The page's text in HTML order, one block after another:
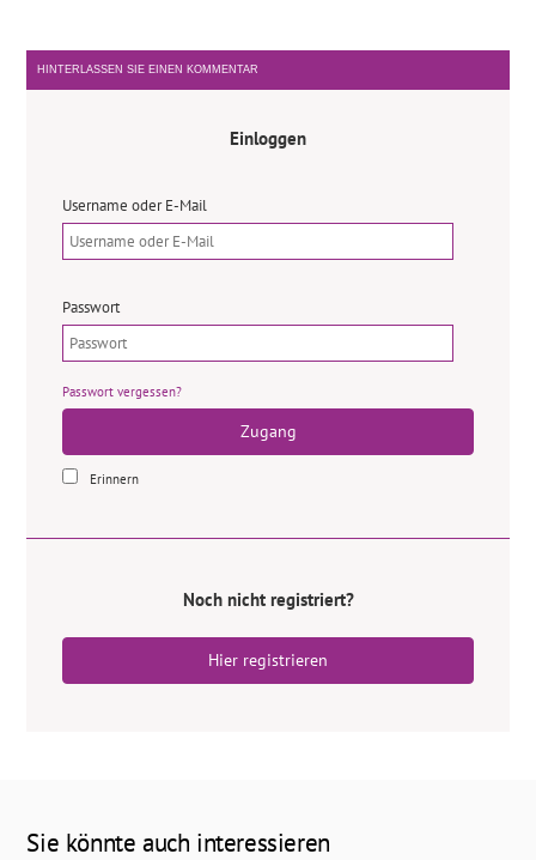
HINTERLASSEN SIE EINEN KOMMENTAR
Einloggen
Username oder E-Mail
Passwort
Passwort vergessen?
Zugang
Erinnern
Noch nicht registriert?
Hier registrieren
Sie könnte auch interessieren